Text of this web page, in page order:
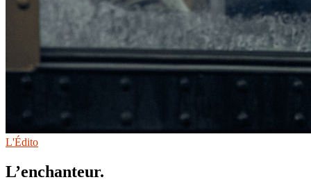
L'Édito
L’enchanteur.